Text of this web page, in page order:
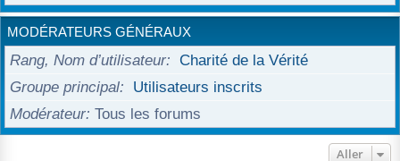
MODÉRATEURS GÉNÉRAUX
Rang, Nom d’utilisateur
Charité de la Vérité
Groupe principal
Utilisateurs inscrits
Modérateur Tous les forums
Aller